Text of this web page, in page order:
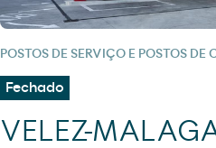
POSTOS DE SERVIÇO E POSTOS DE
Fechado
VELEZ-